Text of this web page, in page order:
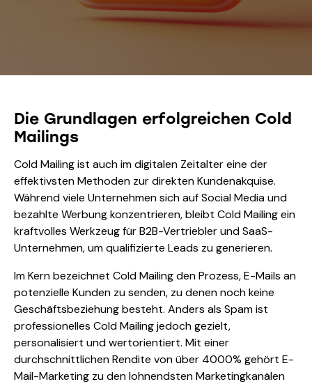
Die Grundlagen erfolgreichen Cold
Mailings
Cold Mailing ist auch im digitalen Zeitalter eine der
effektivsten Methoden zur direkten Kundenakquise.
Während viele Unternehmen sich auf Social Media und
bezahlte Werbung konzentrieren, bleibt Cold Mailing ein
kraftvolles Werkzeug für B2B-Vertriebler und SaaS-
Unternehmen, um qualifizierte Leads zu generieren.
Im Kern bezeichnet Cold Mailing den Prozess, E-Mails an
potenzielle Kunden zu senden, zu denen noch keine
Geschäftsbeziehung besteht. Anders als Spam ist
professionelles Cold Mailing jedoch gezielt,
personalisiert und wertorientiert. Mit einer
durchschnittlichen Rendite von über 4000% gehört E-
Mail-Marketing zu den lohnendsten Marketingkanälen